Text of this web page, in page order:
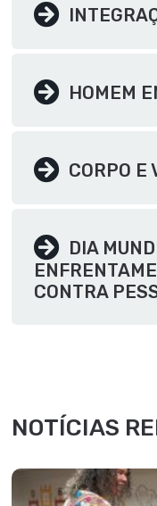
HOMEM
CORPO E
DIA
CONTRA
NOTÍCIAS